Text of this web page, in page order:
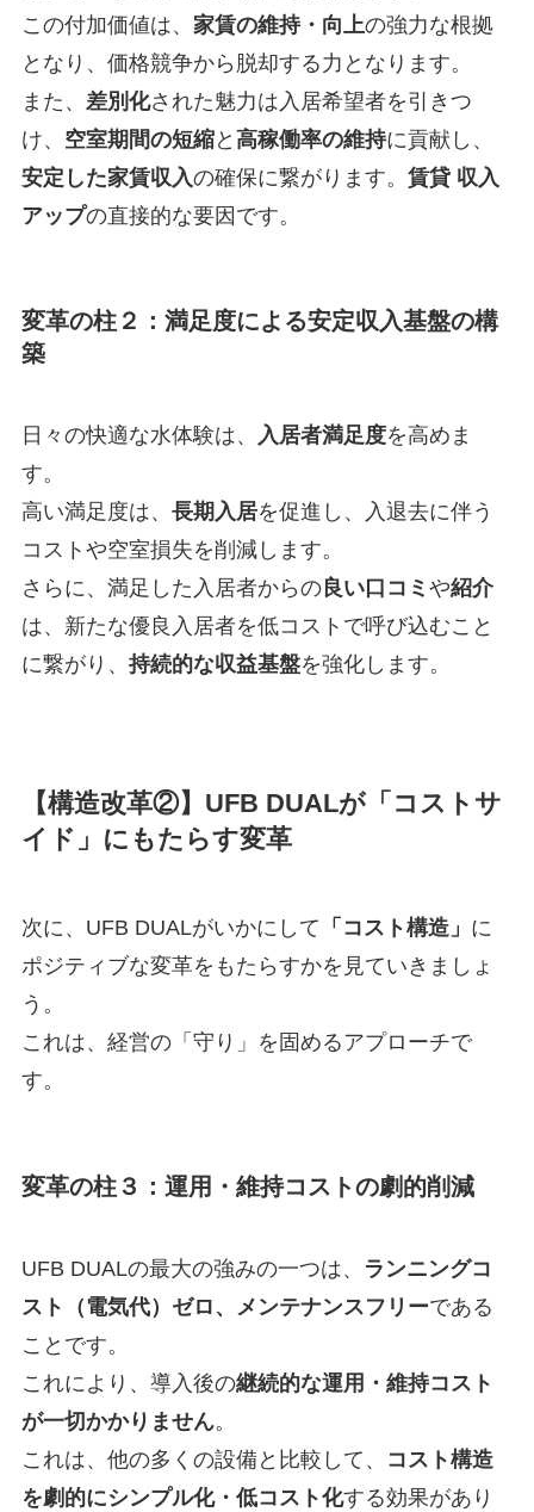
この付加価値は、 家賃の維持・向上の強力な根拠
となり、価格競争から脱却する力となります。
また、 差別化された魅力は入居希望者を引きつ
け、 空室期間の短縮と 高稼働率の維持に貢献し、
安定した家賃収入の確保に繋がります。 賃貸 収入
アップの直接的な要因です。
変革の柱２： 満足度による安定収入基盤の構
築
日々の快適な水体験は、 入居者満足度を高めま
す。
高い満足度は、 長期入居を促進し、入退去に伴う
コストや空室損失を削減します。
さらに、満足した入居者からの良い口コミ や紹介
は、新たな優良入居者を低コストで呼び込むこと
に繋がり、 持続的な収益基盤を強化します。
【構造改革②】UFB DUALが「コストサ
イド」にもたらす変革
次に、UFB DUALがいかにして 「コスト構造」 に
ポジティブな変革をもたらすかを見ていきましょ
う。
これは、経営の「守り」を固めるアプローチで
す。
変革の柱３： 運用・維持コストの劇的削減
UFB DUALの最大の強みの一つは、
ランニングコ
スト（電気代）ゼロ、メンテナンスフリーである
ことです。
これにより、導入後の継続的な運用・維持コスト
が一切かかりません。
これは、他の多くの設備と比較して、
コスト構造
を劇的にシンプル化・低コスト化する効果があり